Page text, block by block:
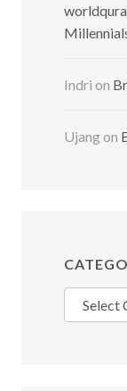
Indri on
Ujangon
Categories